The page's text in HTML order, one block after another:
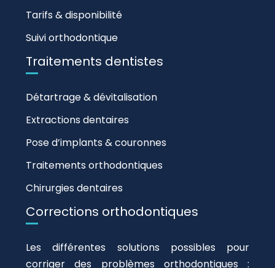
Tarifs & disponibilité
Suivi orthodontique
Traitements dentistes
Détartrage & dévitalisation
Extractions dentaires
Pose d’implants & couronnes
Traitements orthodontiques
Chirurgies dentaires
Corrections orthodontiques
Les différentes solutions possibles pour
corriger des problèmes orthodontiques :